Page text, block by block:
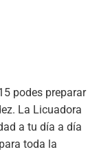
podes preparar
La Licuadora
a tu día a día
toda la